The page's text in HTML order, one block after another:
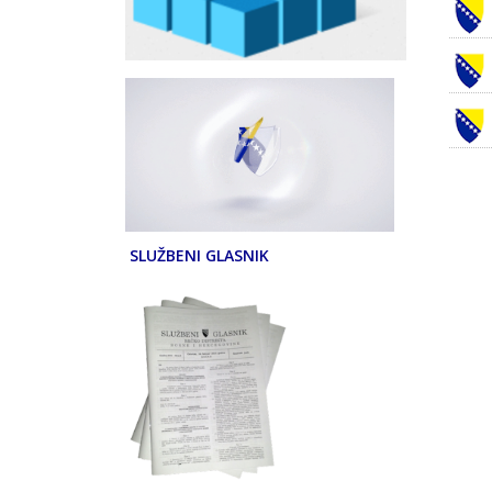
SLUŽBENI GLASNIK